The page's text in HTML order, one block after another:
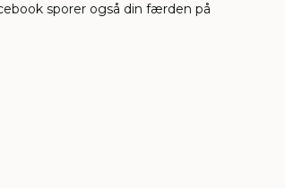
sporer også din færden på